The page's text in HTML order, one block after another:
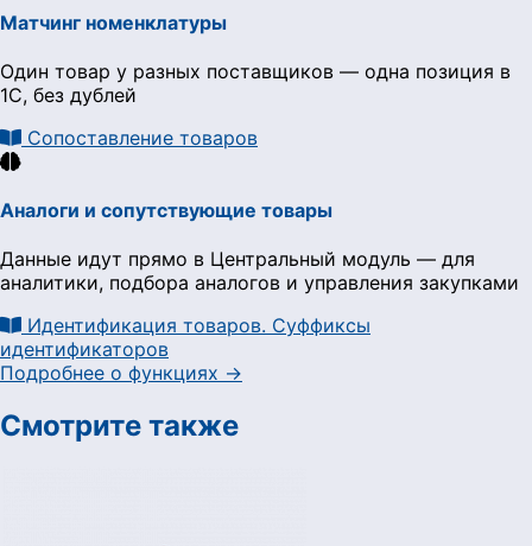
Матчинг номенклатуры
Один товар у разных поставщиков — одна позиция в
1С, без дублей
Сопоставление товаров
Аналоги и сопутствующие товары
Данные идут прямо в Центральный модуль — для
аналитики, подбора аналогов и управления закупками
Идентификация товаров. Суффиксы
идентификаторов
Подробнее о функциях →
Смотрите также